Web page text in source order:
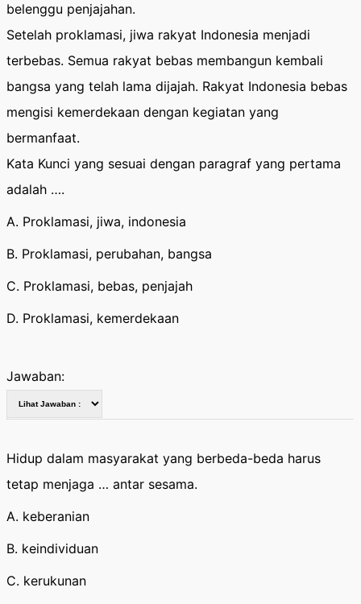
belenggu penjajahan.
Setelah proklamasi, jiwa rakyat Indonesia menjadi
terbebas. Semua rakyat bebas membangun kembali
bangsa yang telah lama dijajah. Rakyat Indonesia bebas
mengisi kemerdekaan dengan kegiatan yang
bermanfaat.
Kata Kunci yang sesuai dengan paragraf yang pertama
adalah ….
A. Proklamasi, jiwa, indonesia
B. Proklamasi, perubahan, bangsa
C. Proklamasi, bebas, penjajah
D. Proklamasi, kemerdekaan
Jawaban:
Hidup dalam masyarakat yang berbeda-beda harus
tetap menjaga … antar sesama.
A. keberanian
B. keindividuan
C. kerukunan